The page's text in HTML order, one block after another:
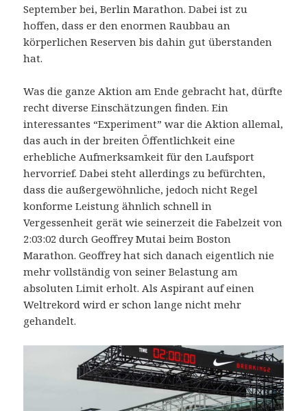
September bei, Berlin Marathon. Dabei ist zu
hoffen, dass er den enormen Raubbau an
körperlichen Reserven bis dahin gut überstanden
hat.
Was die ganze Aktion am Ende gebracht hat, dürfte
recht diverse Einschätzungen finden. Ein
interessantes “Experiment” war die Aktion allemal,
das auch in der breiten Öffentlichkeit eine
erhebliche Aufmerksamkeit für den Laufsport
hervorrief. Dabei steht allerdings zu befürchten,
dass die außergewöhnliche, jedoch nicht Regel
konforme Leistung ähnlich schnell in
Vergessenheit gerät wie seinerzeit die Fabelzeit von
2:03:02 durch Geoffrey Mutai beim Boston
Marathon. Geoffrey hat sich danach eigentlich nie
mehr vollständig von seiner Belastung am
absoluten Limit erholt. Als Aspirant auf einen
Weltrekord wird er schon lange nicht mehr
gehandelt.